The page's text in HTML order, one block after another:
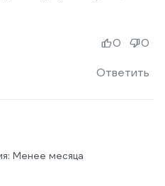
Ответить
0 0
Менее месяца